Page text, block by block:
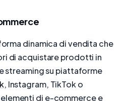
dinamica di vendita che
di acquistare prodotti in
streaming su piattaforme
, Instagram, TikTok o
di e-commerce e